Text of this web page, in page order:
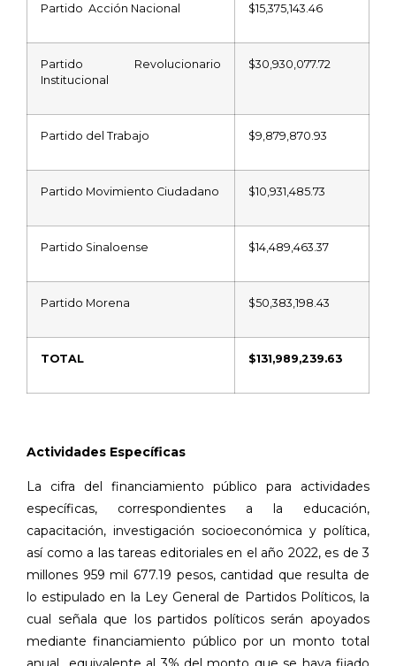
Partido Acción Nacional $15,375,143.46
Partido Revolucionario
Institucional
$30,930,077.72
Partido del Trabajo $9,879,870.93
Partido Movimiento Ciudadano $10,931,485.73
Partido Sinaloense $14,489,463.37
Partido Morena $50,383,198.43
TOTAL $131,989,239.63
Actividades Específicas
La cifra del financiamiento público para actividades
específicas, correspondientes a la educación,
capacitación, investigación socioeconómica y política,
así como a las tareas editoriales en el año 2022, es de 3
millones 959 mil 677.19 pesos, cantidad que resulta de
lo estipulado en la Ley General de Partidos Políticos, la
cual señala que los partidos políticos serán apoyados
mediante financiamiento público por un monto total